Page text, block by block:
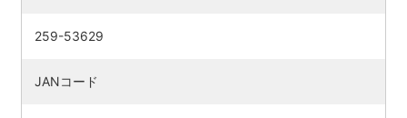
259-53629
JANコード